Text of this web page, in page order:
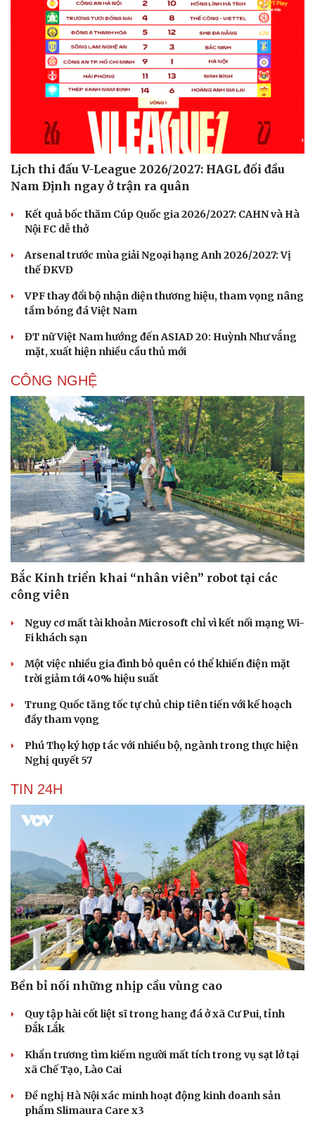
Cải chính
Lịch thi đấu V-League 2026/2027: HAGL đối đầu
Nam Định ngay ở trận ra quân
Kết quả bốc thăm Cúp Quốc gia 2026/2027: CAHN và Hà
Nội FC dễ thở
Arsenal trước mùa giải Ngoại hạng Anh 2026/2027: Vị
thế ĐKVĐ
VPF thay đổi bộ nhận diện thương hiệu, tham vọng nâng
tầm bóng đá Việt Nam
ĐT nữ Việt Nam hướng đến ASIAD 20: Huỳnh Như vắng
mặt, xuất hiện nhiều cầu thủ mới
CÔNG NGHỆ
Bắc Kinh triển khai “nhân viên” robot tại các
công viên
Nguy cơ mất tài khoản Microsoft chỉ vì kết nối mạng Wi-
Fi khách sạn
Một việc nhiều gia đình bỏ quên có thể khiến điện mặt
trời giảm tới 40% hiệu suất
Trung Quốc tăng tốc tự chủ chip tiên tiến với kế hoạch
đầy tham vọng
Phú Thọ ký hợp tác với nhiều bộ, ngành trong thực hiện
Nghị quyết 57
TIN 24H
Bền bỉ nối những nhịp cầu vùng cao
Quy tập hài cốt liệt sĩ trong hang đá ở xã Cư Pui, tỉnh
Đắk Lắk
Khẩn trương tìm kiếm người mất tích trong vụ sạt lở tại
xã Chế Tạo, Lào Cai
Đề nghị Hà Nội xác minh hoạt động kinh doanh sản
phẩm Slimaura Care x3